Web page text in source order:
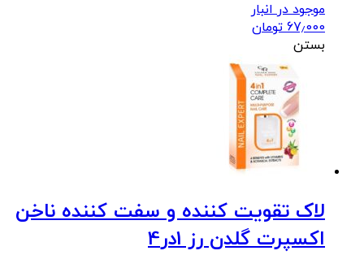
موجود در انبار
67٫000 تومان
بستن
لاک تقویت کننده و سفت کننده ناخن
اکسپرت گلدن رز 1در4